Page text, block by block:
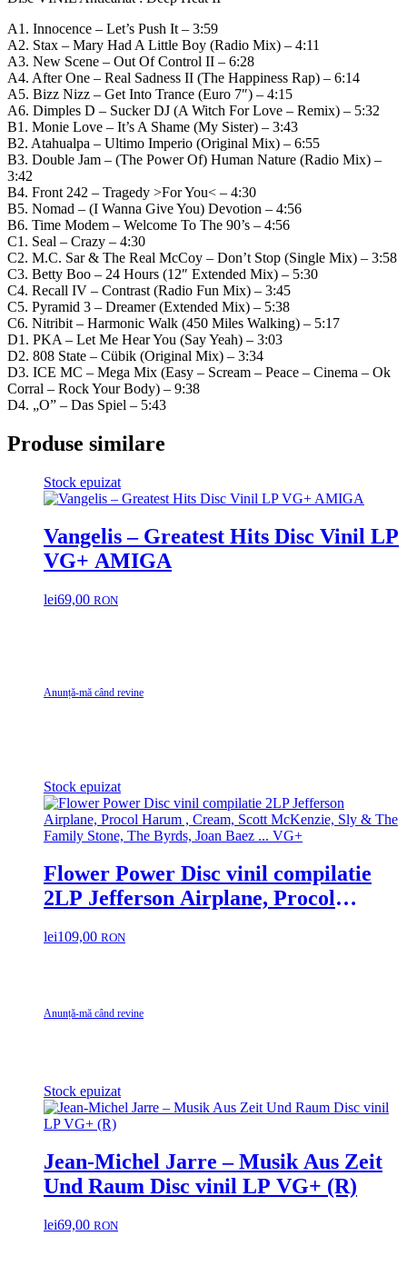
A1. Innocence – Let’s Push It – 3:59
A2. Stax – Mary Had A Little Boy (Radio Mix) – 4:11
A3. New Scene – Out Of Control II – 6:28
A4. After One – Real Sadness II (The Happiness Rap) – 6:14
A5. Bizz Nizz – Get Into Trance (Euro 7″) – 4:15
A6. Dimples D – Sucker DJ (A Witch For Love – Remix) – 5:32
B1. Monie Love – It’s A Shame (My Sister) – 3:43
B2. Atahualpa – Ultimo Imperio (Original Mix) – 6:55
B3. Double Jam – (The Power Of) Human Nature (Radio Mix) –
3:42
B4. Front 242 – Tragedy >For You< – 4:30
B5. Nomad – (I Wanna Give You) Devotion – 4:56
B6. Time Modem – Welcome To The 90’s – 4:56
C1. Seal – Crazy – 4:30
C2. M.C. Sar & The Real McCoy – Don’t Stop (Single Mix) – 3:58
C3. Betty Boo – 24 Hours (12″ Extended Mix) – 5:30
C4. Recall IV – Contrast (Radio Fun Mix) – 3:45
C5. Pyramid 3 – Dreamer (Extended Mix) – 5:38
C6. Nitribit – Harmonic Walk (450 Miles Walking) – 5:17
D1. PKA – Let Me Hear You (Say Yeah) – 3:03
D2. 808 State – Cübik (Original Mix) – 3:34
D3. ICE MC – Mega Mix (Easy – Scream – Peace – Cinema – Ok
Corral – Rock Your Body) – 9:38
D4. „O” – Das Spiel – 5:43
Produse similare
Stock epuizat
Vangelis – Greatest Hits Disc Vinil LP
VG+ AMIGA
lei69,00 RON
Anunță-mă când revine
Stock epuizat
Flower Power Disc vinil compilatie
2LP Jefferson Airplane, Procol
& The Family Stone, The Byrds, Joan
lei109,00 RON
Anunță-mă când revine
Stock epuizat
Jean-Michel Jarre – Musik Aus Zeit
Und Raum Disc vinil LP VG+ (R)
lei69,00 RON